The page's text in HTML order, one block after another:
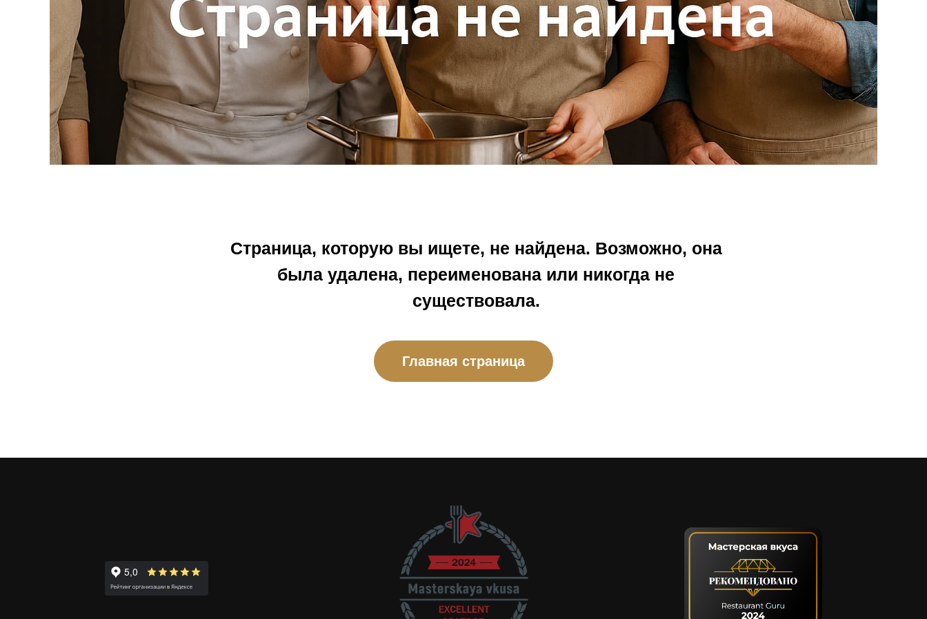
Страница, которую вы ищете, не найдена. Возможно, она
была удалена, переименована или никогда не
существовала.
Главная страница